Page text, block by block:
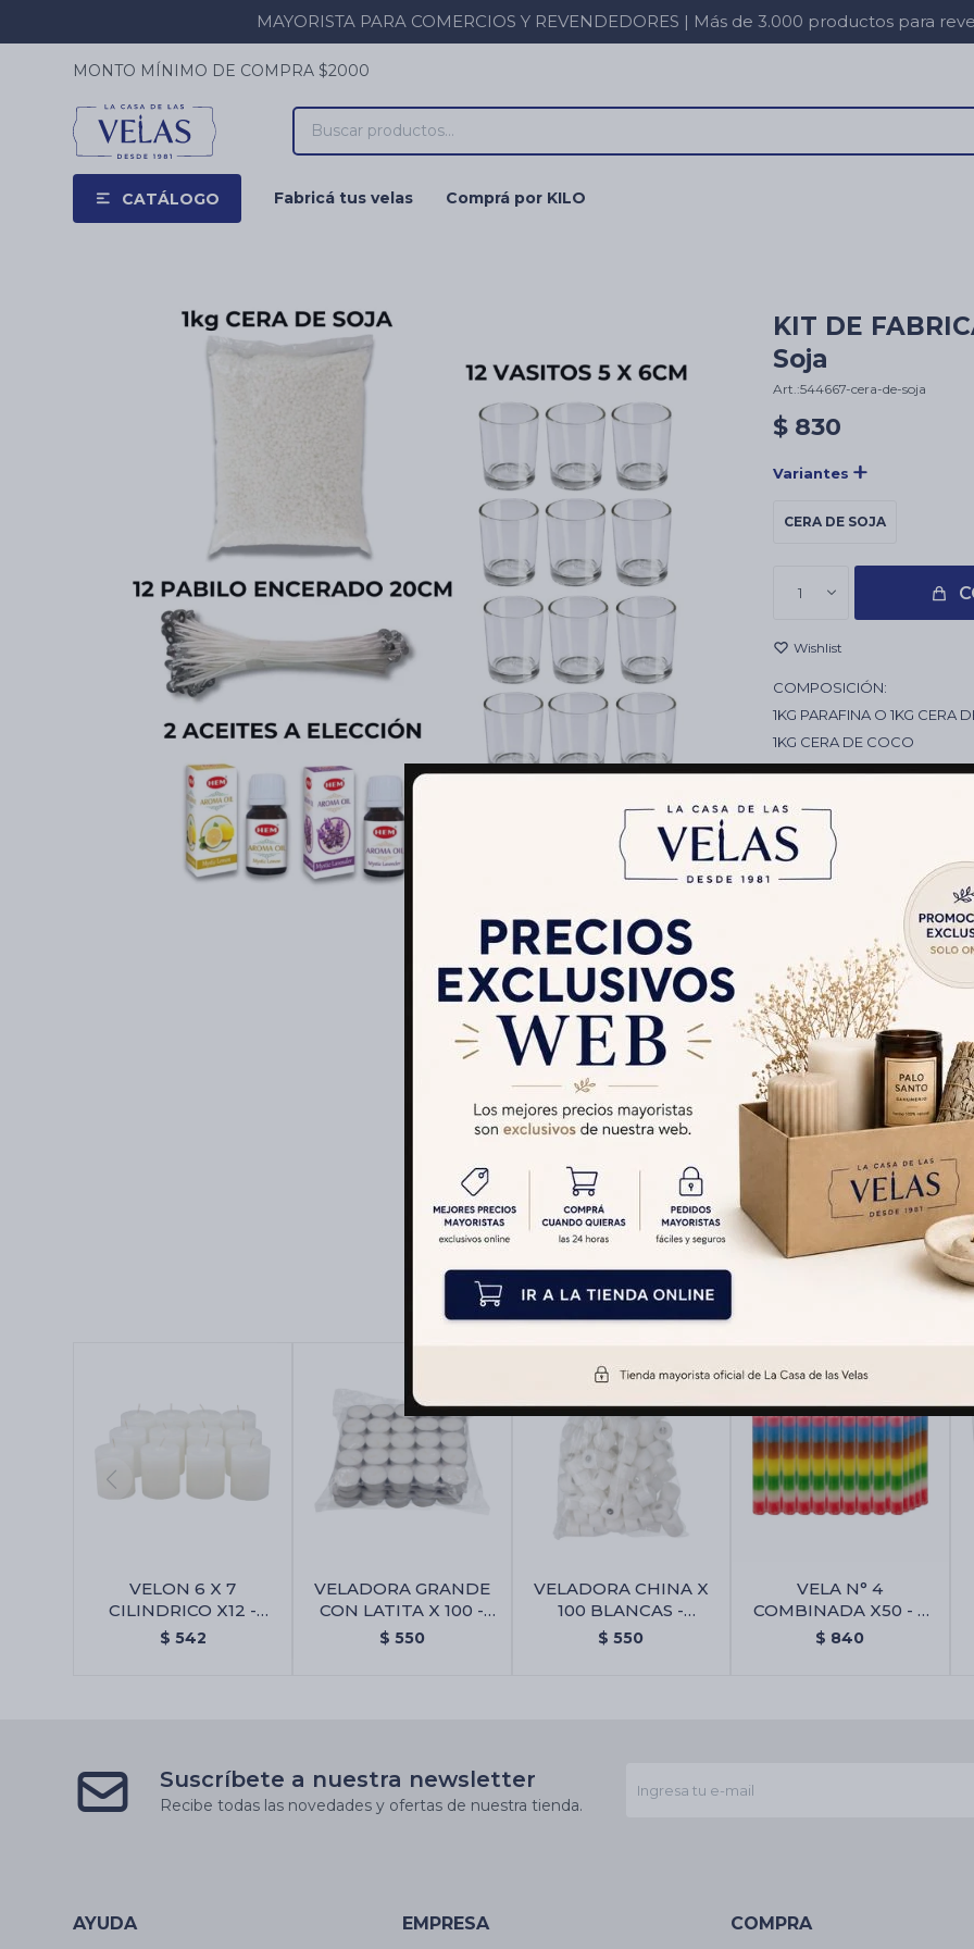
MAYORISTA PARA COMERCIOS Y REVENDEDORES | Más de 3.000 productos para
CATÁLOGO Fabricá tus velas Comprá por KILO
MONTO MÍNIMO DE COMPRA $2000
KIT DE
Soja
544667-cera-de-soja
$ 830
Variantes
CERA DE SOJA
1
COMPOSICIÓN:
1KG PARAFINA O 1KG CERA
1KG CERA DE COCO
12 PABILOS ENCERADOS
OBSERVACIONES
VASITOS O PORTAVELA
Cambios y
Medios de pago
Productos que te pueden interesar
VELON 6 X 7
CILINDRICO X12 -
Blanco
$ 542
VELADORA GRANDE
CON LATITA X 100 -
Veladora Grande Con
$ 550
VELADORA CHINA X
100 BLANCAS -
Veladora China X 100
$ 550
VELA N° 4
COMBINADA X50 - 7
Lineas
$ 840
Suscríbete a nuestra newsletter
Recibe todas las novedades y ofertas de nuestra tienda.
AYUDA EMPRESA COMPRA